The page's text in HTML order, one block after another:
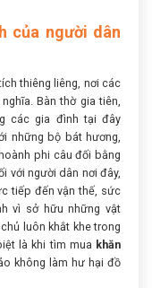
của người dân
thiêng liêng, nơi các
Bàn thờ gia tiên,
các gia đình tại đây
những bộ bát hương,
phi câu đối bằng
với người dân nơi đây,
tiếp đến vận thế, sức
vì sở hữu những vật
luôn khắt khe trong
là khi tìm mua khăn
không làm hư hại đồ